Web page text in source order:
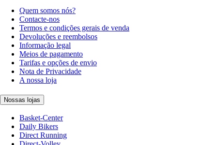
Quem somos nós?
Contacte-nos
Termos e condições gerais de venda
Devoluções e reembolsos
Informação legal
Meios de pagamento
Tarifas e opções de envio
Nota de Privacidade
A nossa loja
Nossas lojas
Basket-Center
Daily Bikers
Direct Running